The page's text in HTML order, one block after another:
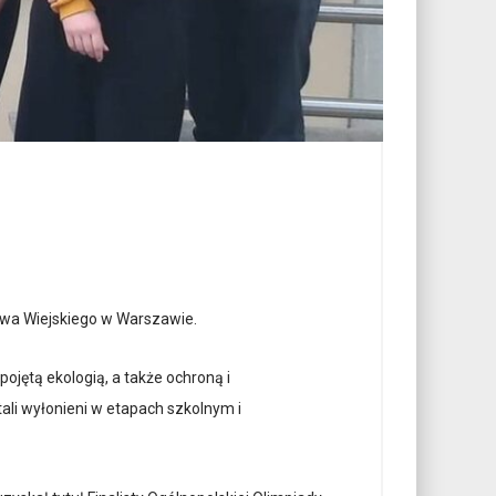
Wiejskiego w Warszawie.
ekologią, a także ochroną i
wyłonieni w etapach szkolnym i